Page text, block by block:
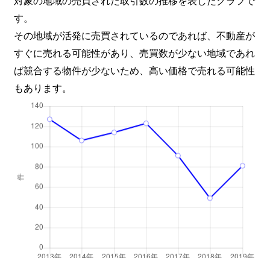
長岡
西の京
2,500万円 西向日
徒歩15
八条が丘
1,500万円 長岡天神
徒歩11
馬場
2,900万円 長岡京
徒歩13
3,000万円 長岡京
馬場
長岡京
徒歩11
馬場
緑が丘
す。
その地域が活発に売買されているのであれば、不動産が
すぐに売れる可能性があり、売買数が少ない地域であれ
ば競合する物件が少ないため、高い価格で売れる可能性
もあります。